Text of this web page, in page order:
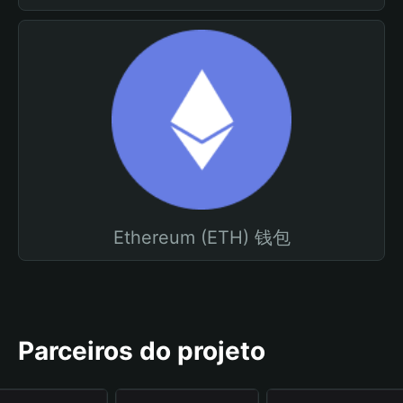
Ethereum (ETH) 钱包
Parceiros do projeto